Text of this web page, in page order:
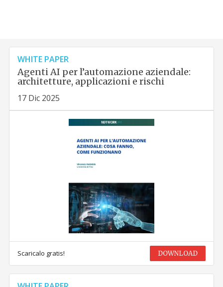
WHITE PAPER
Agenti AI per l’automazione aziendale:
architetture, applicazioni e rischi
17 Dic 2025
Scaricalo gratis! DOWNLOAD